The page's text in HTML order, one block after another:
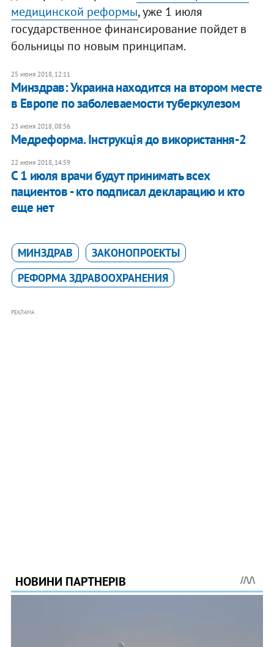
медицинской реформы, уже 1 июля
государственное финансирование пойдет в
больницы по новым принципам.
25 июня 2018, 12:11
Минздрав: Украина находится на втором месте
в Европе по заболеваемости туберкулезом
23 июня 2018, 08:56
Медреформа. Інструкція до використання-2
22 июня 2018, 14:59
С 1 июля врачи будут принимать всех
пациентов - кто подписал декларацию и кто
еще нет
МИНЗДРАВ
ЗАКОНОПРОЕКТЫ
РЕФОРМА ЗДРАВООХРАНЕНИЯ
РЕКЛАМА